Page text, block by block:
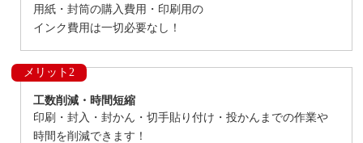
用紙・封筒の購入費用・印刷用の
インク費用は一切必要なし！
メリット2
工数削減・時間短縮
印刷・封入・封かん・切手貼り付け・投かんまでの作業や
時間を削減できます！